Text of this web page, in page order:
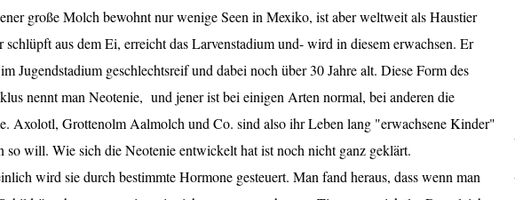
große Molch bewohnt nur wenige Seen in Mexiko, ist aber weltweit als Haustier
schlüpft aus dem Ei, erreicht das Larvenstadium und- wird in diesem erwachsen. Er
Jugendstadium geschlechtsreif und dabei noch über 30 Jahre alt. Diese Form des
nennt man Neotenie, und jener ist bei einigen Arten normal, bei anderen die
Axolotl, Grottenolm Aalmolch und Co. sind also ihr Leben lang "erwachsene Kinder"
so will. Wie sich die Neotenie entwickelt hat ist noch nicht ganz geklärt.
wird sie durch bestimmte Hormone gesteuert. Man fand heraus, dass wenn man